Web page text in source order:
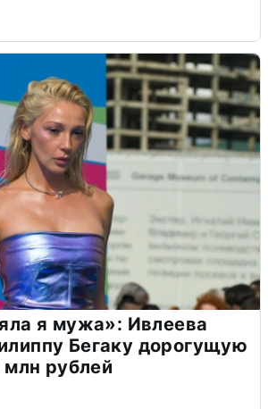
я мужа»: Ивлеева
Бегаку дорогущую
млн рублей